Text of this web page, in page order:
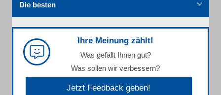
Die besten
Ihre Meinung zählt!
Was gefällt Ihnen gut?
Was sollen wir verbessern?
Jetzt Feedback geben!